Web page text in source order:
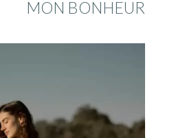
MON BONHEUR